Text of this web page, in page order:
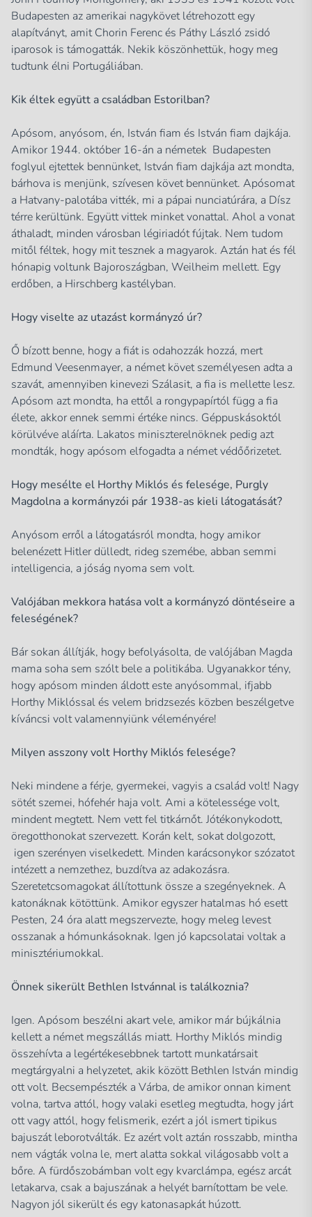
Budapesten az amerikai nagykövet létrehozott egy
alapítványt, amit Chorin Ferenc és Páthy László zsidó
iparosok is támogatták. Nekik köszönhettük, hogy meg
tudtunk élni Portugáliában.
Kik éltek együtt a családban Estorilban?
Apósom, anyósom, én, István fiam és István fiam dajkája.
Amikor 1944. október 16-án a németek Budapesten
foglyul ejtettek bennünket, István fiam dajkája azt mondta,
bárhova is menjünk, szívesen követ bennünket. Apósomat
a Hatvany-palotába vitték, mi a pápai nunciatúrára, a Dísz
térre kerültünk. Együtt vittek minket vonattal. Ahol a vonat
áthaladt, minden városban légiriadót fújtak. Nem tudom
mitől féltek, hogy mit tesznek a magyarok. Aztán hat és fél
hónapig voltunk Bajoroszágban, Weilheim mellett. Egy
erdőben, a Hirschberg kastélyban.
Hogy viselte az utazást kormányzó úr?
Ő bízott benne, hogy a fiát is odahozzák hozzá, mert
Edmund Veesenmayer, a német követ személyesen adta a
szavát, amennyiben kinevezi Szálasit, a fia is mellette lesz.
Apósom azt mondta, ha ettől a rongypapírtól függ a fia
élete, akkor ennek semmi értéke nincs. Géppuskásoktól
körülvéve aláírta. Lakatos miniszterelnöknek pedig azt
mondták, hogy apósom elfogadta a német védőőrizetet.
Hogy mesélte el Horthy Miklós és felesége, Purgly
Magdolna a kormányzói pár 1938-as kieli látogatását?
Anyósom erről a látogatásról mondta, hogy amikor
belenézett Hitler dülledt, rideg szemébe, abban semmi
intelligencia, a jóság nyoma sem volt.
Valójában mekkora hatása volt a kormányzó döntéseire a
feleségének?
Bár sokan állítják, hogy befolyásolta, de valójában Magda
mama soha sem szólt bele a politikába. Ugyanakkor tény,
hogy apósom minden áldott este anyósommal, ifjabb
Horthy Miklóssal és velem bridzsezés közben beszélgetve
kíváncsi volt valamennyiünk véleményére!
Milyen asszony volt Horthy Miklós felesége?
Neki mindene a férje, gyermekei, vagyis a család volt! Nagy
sötét szemei, hófehér haja volt. Ami a kötelessége volt,
mindent megtett. Nem vett fel titkárnőt. Jótékonykodott,
öregotthonokat szervezett. Korán kelt, sokat dolgozott,
igen szerényen viselkedett. Minden karácsonykor szózatot
intézett a nemzethez, buzdítva az adakozásra.
Szeretetcsomagokat állítottunk össze a szegényeknek. A
katonáknak kötöttünk. Amikor egyszer hatalmas hó esett
Pesten, 24 óra alatt megszervezte, hogy meleg levest
osszanak a hómunkásoknak. Igen jó kapcsolatai voltak a
minisztériumokkal.
Önnek sikerült Bethlen Istvánnal is találkoznia?
Igen. Apósom beszélni akart vele, amikor már bújkálnia
kellett a német megszállás miatt. Horthy Miklós mindig
összehívta a legértékesebbnek tartott munkatársait
megtárgyalni a helyzetet, akik között Bethlen István mindig
ott volt. Becsempészték a Várba, de amikor onnan kiment
volna, tartva attól, hogy valaki esetleg megtudta, hogy járt
ott vagy attól, hogy felismerik, ezért a jól ismert tipikus
bajuszát leborotválták. Ez azért volt aztán rosszabb, mintha
nem vágták volna le, mert alatta sokkal világosabb volt a
bőre. A fürdőszobámban volt egy kvarclámpa, egész arcát
letakarva, csak a bajuszának a helyét barnítottam be vele.
Nagyon jól sikerült és egy katonasapkát húzott.